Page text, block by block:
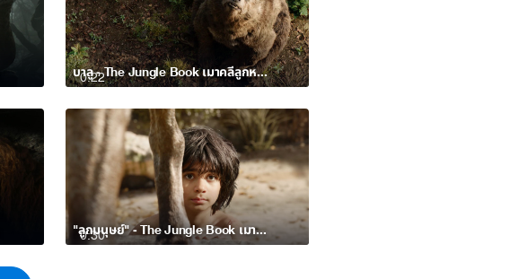
0:22 บาลู - The Jungle Book เมาคลีลูกหมาป่า
0:30 "ลูกมนุษย์" - The Jungle Book เมาคลีลูกหมาป่า